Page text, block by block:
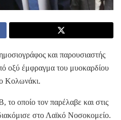
και παρουσιαστής
οξύ έμφραγμα του μυοκαρδίου
Κολωνάκι.
οποίο τον παρέλαβε και στις
στο Λαϊκό Νοσοκομείο.